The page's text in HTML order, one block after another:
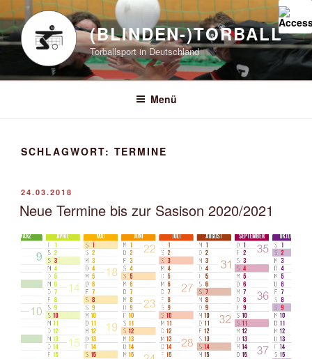
Zum
Inhalt
springen
(BLINDEN-)TORBALL
Torballsport in Deutschland
Menü
SCHLAGWORT: TERMINE
VERÖFFENTLICHT
AM
24.03.2018
Neue Termine bis zur Sasison 2020/2021